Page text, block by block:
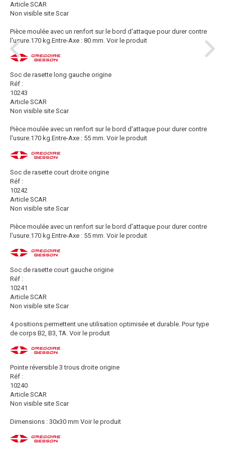
Article SCAR
Non visible site Scar
Pièce moulée avec un renfort sur le bord d'attaque pour durer contre
l'usure.170 kg.Entre-Axe : 80 mm. Voir le produit
Soc de rasette long gauche origine
Réf :
10243
Article SCAR
Non visible site Scar
Pièce moulée avec un renfort sur le bord d'attaque pour durer contre
l'usure.170 kg.Entre-Axe : 55 mm. Voir le produit
Soc de rasette court droite origine
Réf :
10242
Article SCAR
Non visible site Scar
Pièce moulée avec un renfort sur le bord d'attaque pour durer contre
l'usure.170 kg.Entre-Axe : 55 mm. Voir le produit
Soc de rasette court gauche origine
Réf :
10241
Article SCAR
Non visible site Scar
4 positions permettent une utilisation optimisée et durable. Pour type
de corps B2, B3, TA. Voir le produit
Pointe réversible 3 trous droite origine
Réf :
10240
Article SCAR
Non visible site Scar
Dimensions : 30x30 mm Voir le produit